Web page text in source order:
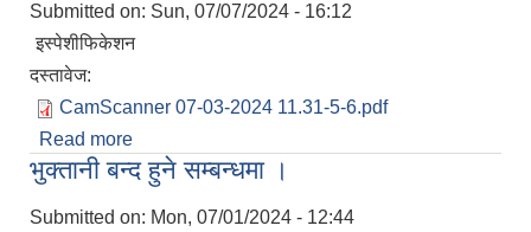
Submitted on: Sun, 07/07/2024 - 16:12
इस्पेशीफिकेशन
दस्तावेज:
CamScanner 07-03-2024 11.31-5-6.pdf
Read more
भुक्तानी बन्द हुने सम्बन्धमा ।
Submitted on: Mon, 07/01/2024 - 12:44